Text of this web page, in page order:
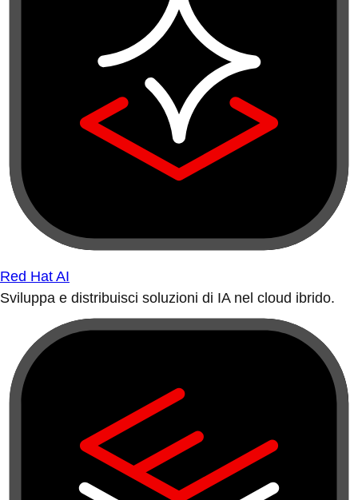
Red Hat AI
Sviluppa e distribuisci soluzioni di IA nel cloud ibrido.